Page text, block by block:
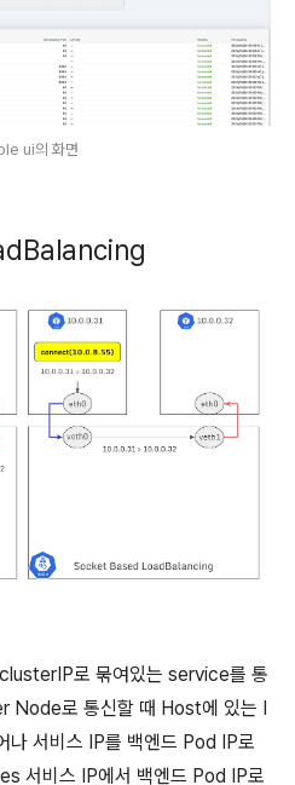
ui의 화면
로 묶여있는 service를 통
Node로 통신할 때 Host에 있는 I
서비스 IP를 백엔드 Pod IP로
서비스 IP에서 백엔드 Pod IP로